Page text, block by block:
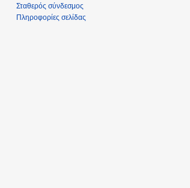
Σταθερός σύνδεσμος
Πληροφορίες σελίδας